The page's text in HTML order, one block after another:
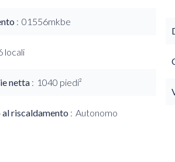
01556mkbe
locali
netta 1040 piedi²
al riscaldamento Autonomo